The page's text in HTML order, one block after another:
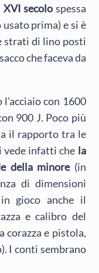
XVI secolo spessa
prima) e si è
strati di lino posti
che faceva da
con 1600
900 J. Poco più
il rapporto tra le
vede infatti che la
della minore(in
di dimensioni
gioco anche il
e calibro del
corazza e pistola,
I conti sembrano